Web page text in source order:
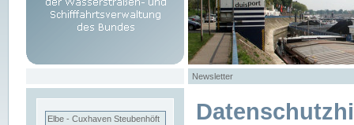
Newsletter
Elbe - Cuxhaven Steubenhöft